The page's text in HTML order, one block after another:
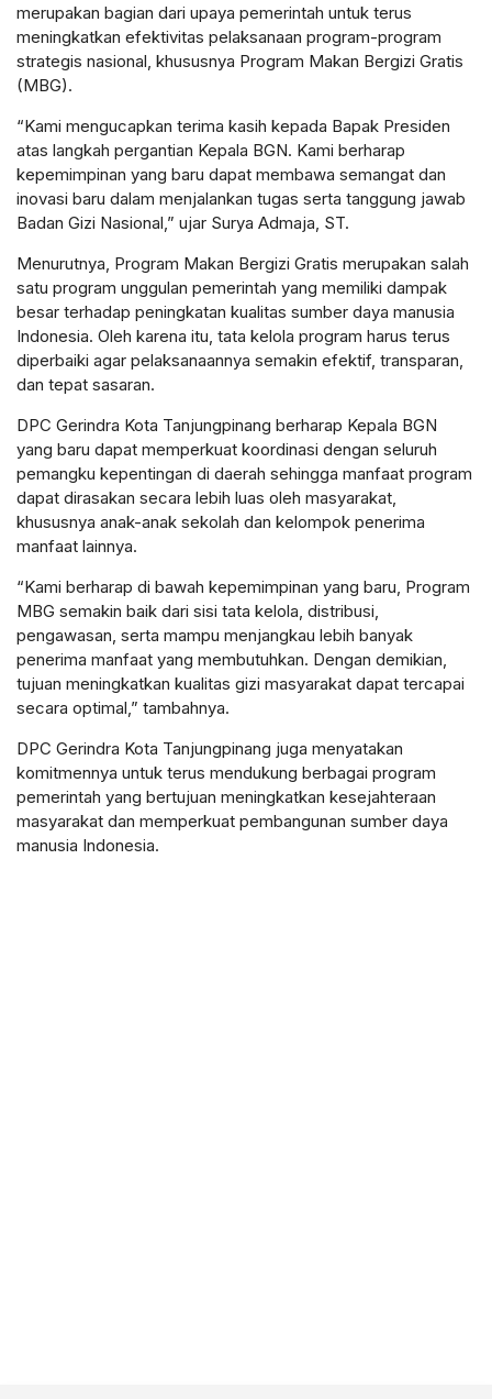
merupakan bagian dari upaya pemerintah untuk terus
meningkatkan efektivitas pelaksanaan program-program
strategis nasional, khususnya Program Makan Bergizi Gratis
(MBG).
“Kami mengucapkan terima kasih kepada Bapak Presiden
atas langkah pergantian Kepala BGN. Kami berharap
kepemimpinan yang baru dapat membawa semangat dan
inovasi baru dalam menjalankan tugas serta tanggung jawab
Badan Gizi Nasional,” ujar Surya Admaja, ST.
Menurutnya, Program Makan Bergizi Gratis merupakan salah
satu program unggulan pemerintah yang memiliki dampak
besar terhadap peningkatan kualitas sumber daya manusia
Indonesia. Oleh karena itu, tata kelola program harus terus
diperbaiki agar pelaksanaannya semakin efektif, transparan,
dan tepat sasaran.
DPC Gerindra Kota Tanjungpinang berharap Kepala BGN
yang baru dapat memperkuat koordinasi dengan seluruh
pemangku kepentingan di daerah sehingga manfaat program
dapat dirasakan secara lebih luas oleh masyarakat,
khususnya anak-anak sekolah dan kelompok penerima
manfaat lainnya.
“Kami berharap di bawah kepemimpinan yang baru, Program
MBG semakin baik dari sisi tata kelola, distribusi,
pengawasan, serta mampu menjangkau lebih banyak
penerima manfaat yang membutuhkan. Dengan demikian,
tujuan meningkatkan kualitas gizi masyarakat dapat tercapai
secara optimal,” tambahnya.
DPC Gerindra Kota Tanjungpinang juga menyatakan
komitmennya untuk terus mendukung berbagai program
pemerintah yang bertujuan meningkatkan kesejahteraan
masyarakat dan memperkuat pembangunan sumber daya
manusia Indonesia.